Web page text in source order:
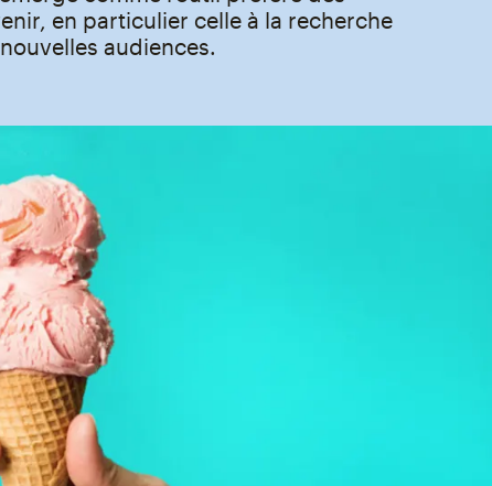
en particulier celle à la recherche
audiences.